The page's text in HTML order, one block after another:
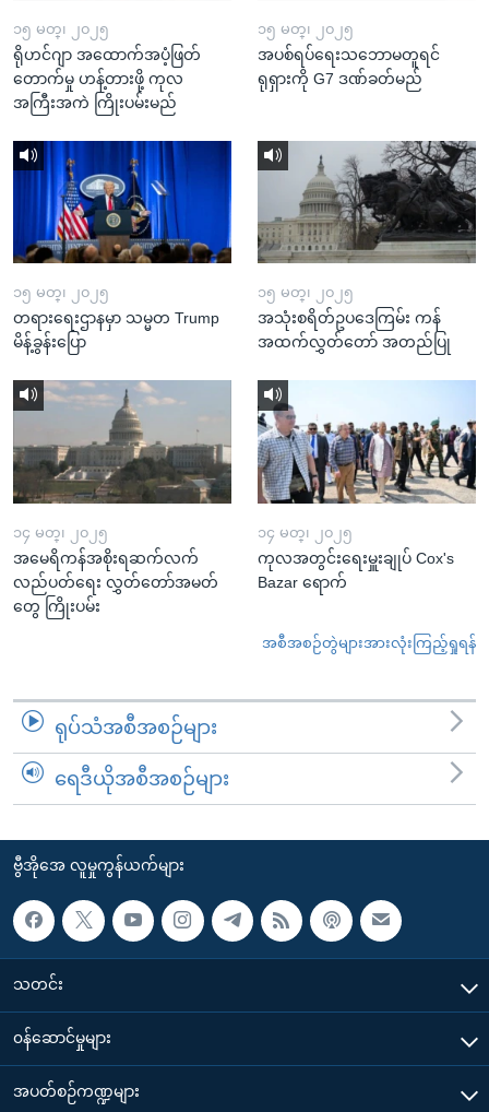
ရန်
၁၅ မတ္၊ ၂၀၂၅
ရိုဟင်ဂျာ အထောက်အပံ့ဖြတ်
တောက်မှု ဟန့်တားဖို့ ကုလ
အကြီးအကဲ ကြိုးပမ်းမည်
၁၅ မတ္၊ ၂၀၂၅
အပစ်ရပ်ရေးသဘောမတူရင်
ရုရှားကို G7 ဒဏ်ခတ်မည်
၁၅ မတ္၊ ၂၀၂၅
တရားရေးဌာနမှာ သမ္မတ Trump
မိန့်ခွန်းပြော
၁၅ မတ္၊ ၂၀၂၅
အသုံးစရိတ်ဥပဒေကြမ်း ကန်
အထက်လွှတ်တော် အတည်ပြု
၁၄ မတ္၊ ၂၀၂၅
အမေရိကန်အစိုးရဆက်လက်
လည်ပတ်ရေး လွှတ်တော်အမတ်
တွေ ကြိုးပမ်း
၁၄ မတ္၊ ၂၀၂၅
ကုလအတွင်းရေးမှူးချုပ် Cox's
Bazar ရောက်
အစီအစဉ်တွဲများအားလုံးကြည့်ရှုရန်
ရုပ်သံအစီအစဉ်များ
ရေဒီယိုအစီအစဉ်များ
ဗွီအိုအေ လူမှုကွန်ယက်များ
သတင်း
၀န်ဆောင်မှုများ
အပတ်စဉ်ကဏ္ဍများ